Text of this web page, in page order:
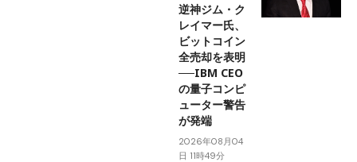
逆神ジム・ク
レイマー氏、
ビットコイン
全売却を表明
──IBM CEO
の量子コンピ
ューター警告
が発端
2026年08月04
日 11時49分